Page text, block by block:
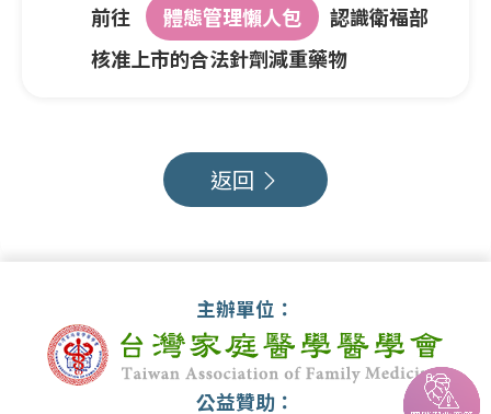
前往 體態管理懶人包
認識衛福部
核准上市的合法針劑減重藥物
返回
主辦單位：
公益贊助：